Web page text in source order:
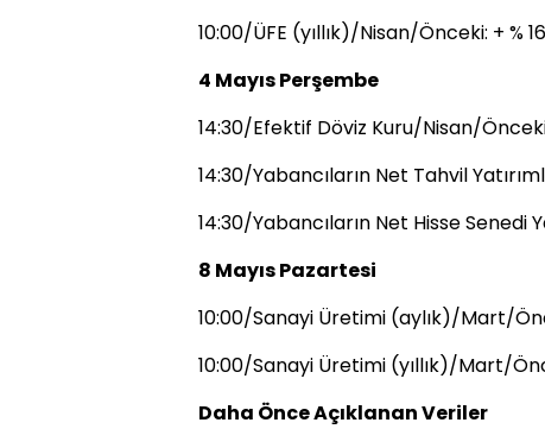
10:00/ÜFE (yıllık)/Nisan/Önceki: + %
4 Mayıs Perşembe
14:30/Efektif Döviz Kuru/Nisan/
14:30/Yabancıların Net Tahvil
14:30/Yabancıların Net Hisse Senedi
8 Mayıs Pazartesi
10:00/Sanayi Üretimi (aylık)/Mart/
10:00/Sanayi Üretimi (yıllık)/Mart/
Daha Önce Açıklanan Veriler